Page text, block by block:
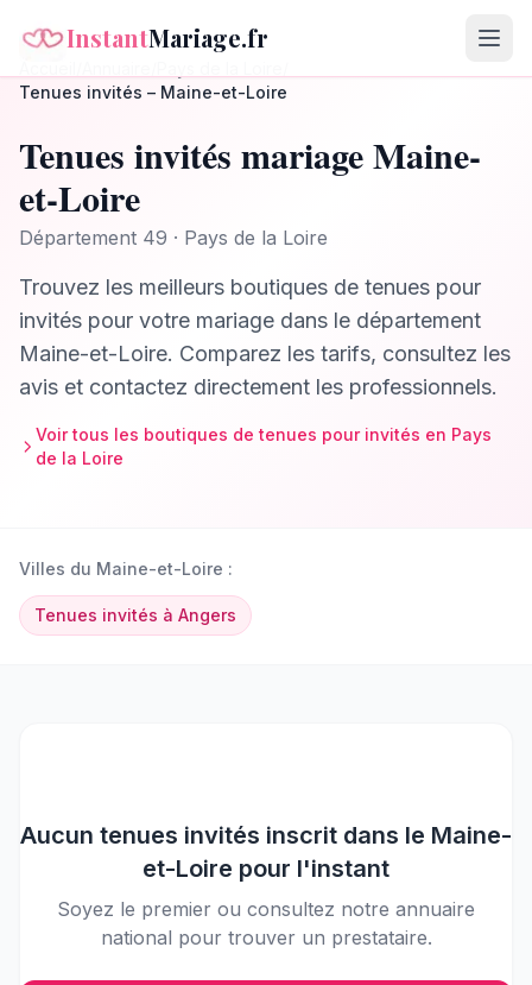
InstantMariage.fr
Tenues invités – Maine-et-Loire
Tenues invités mariageMaine-
et-Loire
Département 49 · Pays de la Loire
Trouvez les meilleurs boutiques de tenues pour
invités pour votre mariage dans le département
Maine-et-Loire. Comparez les tarifs, consultez les
avis et contactez directement les professionnels.
Voir tous les boutiques de tenues pour invités en Pays
de la Loire
Villes du Maine-et-Loire :
Tenues invités à Angers
Aucun tenues invités inscrit dans le Maine-
et-Loire pour l'instant
Soyez le premier ou consultez notre annuaire
national pour trouver un prestataire.